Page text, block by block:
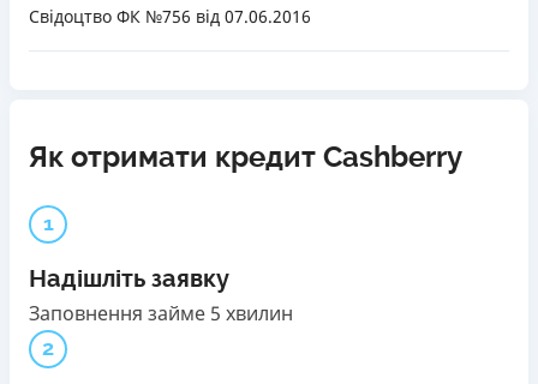
Свідоцтво ФК №756 від 07.06.2016
Як отримати кредит Cashberry
1
Надішліть заявку
Заповнення займе 5 хвилин
2